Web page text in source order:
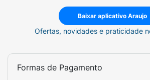
Baixar aplicativo Araujo
Ofertas, novidades e praticidade
Formas de Pagamento